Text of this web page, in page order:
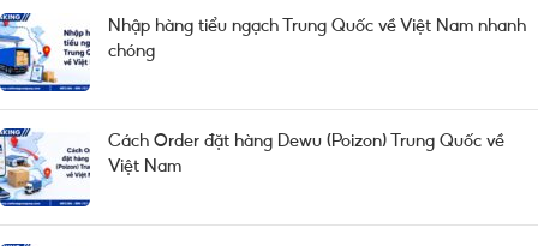
Nhập hàng tiểu ngạch Trung Quốc về Việt Nam nhanh
chóng
Cách Order đặt hàng Dewu (Poizon) Trung Quốc về
Việt Nam